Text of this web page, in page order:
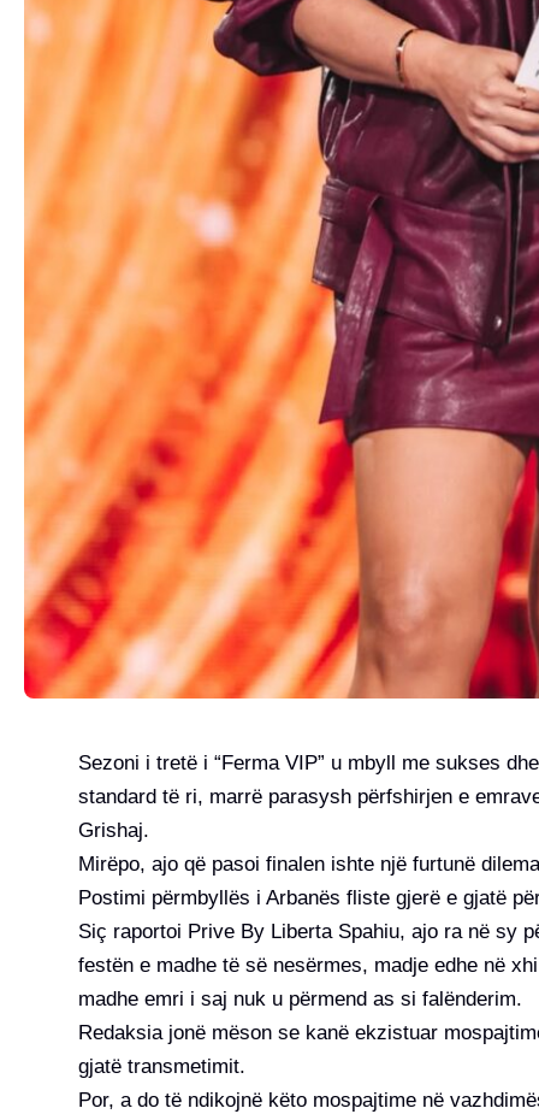
Sezoni i tretë i “Ferma VIP” u mbyll me sukses
standard të ri, marrë parasysh përfshirjen e
Grishaj.
Mirëpo, ajo që pasoi finalen ishte një furtunë
Postimi përmbyllës i Arbanës fliste gjerë e gjatë
Siç raportoi Prive By Liberta Spahiu, ajo ra në sy
festën e madhe të së nesërmes, madje edhe në
madhe emri i saj nuk u përmend as si falënderim.
Redaksia jonë mëson se kanë ekzistuar
gjatë transmetimit.
Por, a do të ndikojnë këto mospajtime në